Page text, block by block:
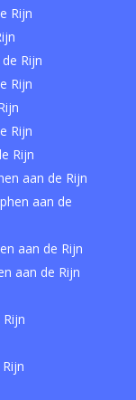
Rijn
Rijn
Rijn
Rijn
Rijn
aan de Rijn
aan de
aan de Rijn
aan de Rijn